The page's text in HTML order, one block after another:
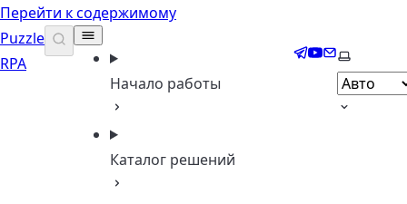
Перейти к содержимому
Puzzle
RPA
Начало работы
Каталог решений
Telegram
YouTube
Email